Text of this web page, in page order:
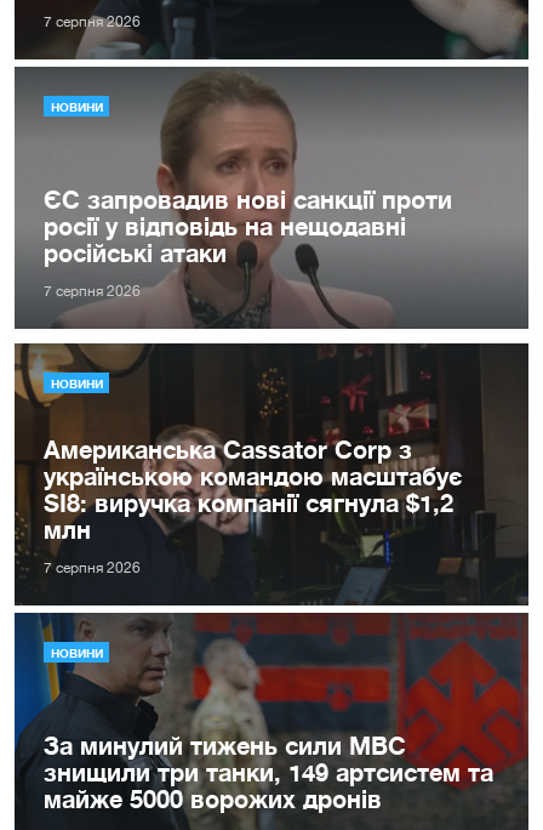
7 серпня 2026
НОВИНИ
ЄС запровадив нові санкції проти
росії у відповідь на нещодавні
російські атаки
7 серпня 2026
НОВИНИ
Американська Cassator Corp з
українською командою масштабує
SI8: виручка компанії сягнула $1,2
млн
7 серпня 2026
НОВИНИ
За минулий тижень сили МВС
знищили три танки, 149 артсистем та
майже 5000 ворожих дронів